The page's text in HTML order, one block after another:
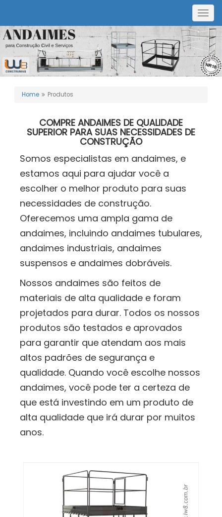
Home Produtos
COMPRE ANDAIMES DE QUALIDADE
SUPERIOR PARA SUAS NECESSIDADES DE
CONSTRUÇÃO
Somos especialistas em andaimes, e
estamos aqui para ajudar você a
escolher o melhor produto para suas
necessidades de construção.
Oferecemos uma ampla gama de
andaimes, incluindo andaimes tubulares,
andaimes industriais, andaimes
suspensos e andaimes dobráveis.
Nossos andaimes são feitos de
materiais de alta qualidade e foram
projetados para durar. Todos os nossos
produtos são testados e aprovados
para garantir que atendam aos mais
altos padrões de segurança e
qualidade. Quando você escolhe nossos
andaimes, você pode ter a certeza de
que está investindo em um produto de
alta qualidade que irá durar por muitos
anos.